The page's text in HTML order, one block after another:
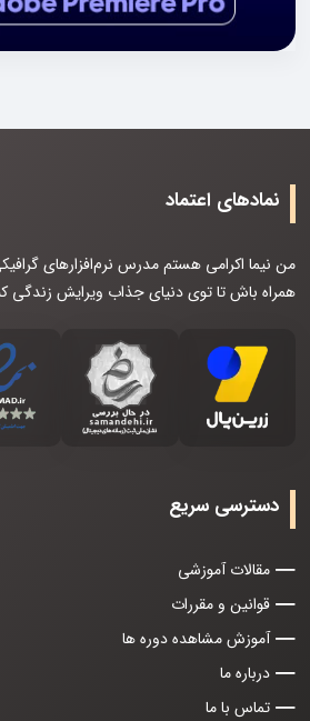
نمادهای اعتماد
من نیما اکرامی هستم مدرس نرم‌افزارهای
همراه باش تا توی دنیای جذاب ویرایش زندگی
دسترسی سریع
مقالات آموزشی
قوانین و مقررات
آموزش مشاهده دوره ها
درباره ما
تماس با ما